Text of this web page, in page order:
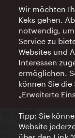
Vienna
Impressum
Wir möchten
Keks gehen.
notwendig,
Service zu
Websites und
Interessen
ermöglichen.
können Sie
„Erweiterte
Tipp: Sie
Website